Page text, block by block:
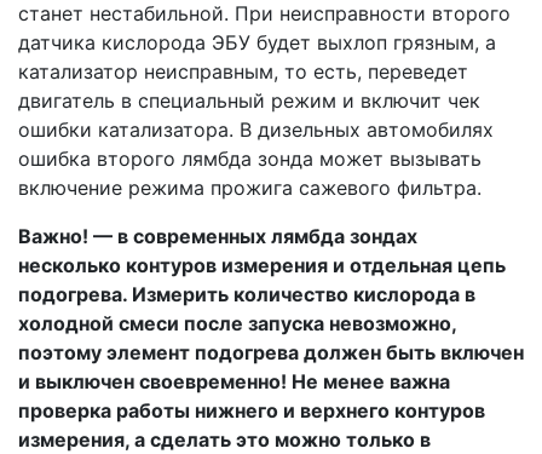
станет нестабильной. При неисправности второго
датчика кислорода ЭБУ будет выхлоп грязным, а
катализатор неисправным, то есть, переведет
двигатель в специальный режим и включит чек
ошибки катализатора. В дизельных автомобилях
ошибка второго лямбда зонда может вызывать
включение режима прожига сажевого фильтра.
Важно! — в современных лямбда зондах
несколько контуров измерения и отдельная цепь
подогрева. Измерить количество кислорода в
холодной смеси после запуска невозможно,
поэтому элемент подогрева должен быть включен
и выключен своевременно! Не менее важна
проверка работы нижнего и верхнего контуров
измерения, а сделать это можно только в